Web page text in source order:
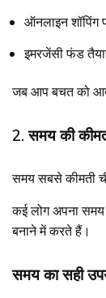
ऑनलाइन शॉपिंग
इमरजेंसी फंड
जब आप बचत को
2. समय की
समय सबसे कीमती
कई लोग अपना समय
बनाने में करते हैं।
समय का सही